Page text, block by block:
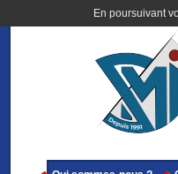
En poursuivant